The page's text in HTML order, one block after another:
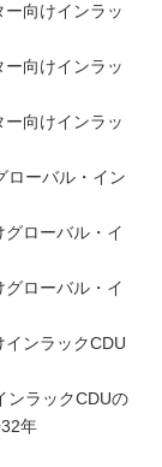
向けインラッ
向けインラッ
向けインラッ
ローバル・イン
ローバル・イ
ローバル・イ
ンラックCDU
ンラックCDUの
年